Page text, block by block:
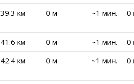
39.3 км 0 м ~1 мин. 0
41.6 км 0 м ~1 мин.
0
42.4 км 0 м ~1 мин. 0